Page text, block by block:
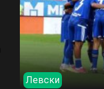
Левски